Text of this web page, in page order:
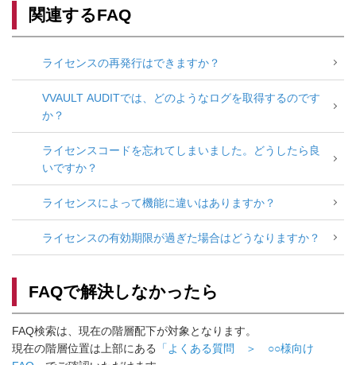
関連するFAQ
ライセンスの再発行はできますか？
VVAULT AUDITでは、どのようなログを取得するのです
か？
ライセンスコードを忘れてしまいました。どうしたら良
いですか？
ライセンスによって機能に違いはありますか？
ライセンスの有効期限が過ぎた場合はどうなりますか？
FAQで解決しなかったら
FAQ検索は、現在の階層配下が対象となります。
現在の階層位置は上部にある
「よくある質問 ＞ ○○様向け